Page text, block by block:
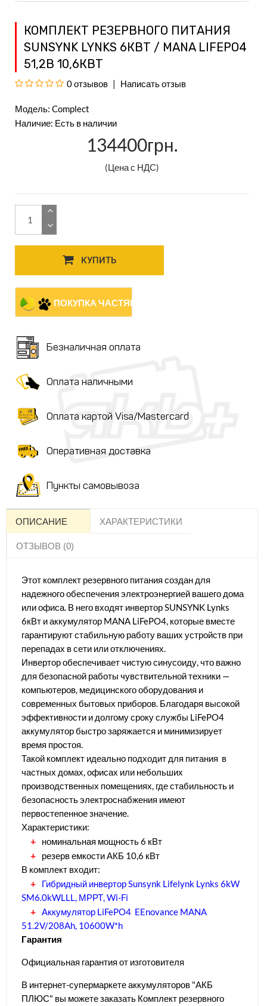
КОМПЛЕКТ РЕЗЕРВНОГО ПИТАНИЯ
SUNSYNK LYNKS 6КВТ / MANA LIFEPO4
51,2В 10,6КВТ
0 отзывов Написать отзыв
Модель: Complect
Наличие: Есть в наличии
134400грн.
(Цена с НДС)
КУПИТЬ
ПОКУПКА ЧАСТЯМИ
Безналичная оплата
Оплата наличными
Оплата картой Visa/Mastercard
Оперативная доставка
Пункты самовывоза
ОПИСАНИЕ ХАРАКТЕРИСТИКИ
ОТЗЫВОВ (0)
Этот комплект резервного питания создан для
надежного обеспечения электроэнергией вашего дома
или офиса. В него входят инвертор SUNSYNK Lynks
6кВт и аккумулятор MANA LiFePO4, которые вместе
гарантируют стабильную работу ваших устройств при
перепадах в сети или отключениях.
Инвертор обеспечивает чистую синусоиду, что важно
для безопасной работы чувствительной техники —
компьютеров, медицинского оборудования и
современных бытовых приборов. Благодаря высокой
эффективности и долгому сроку службы LiFePO4
аккумулятор быстро заряжается и минимизирует
время простоя.
Такой комплект идеально подходит для питания в
частных домах, офисах или небольших
производственных помещениях, где стабильность и
безопасность электроснабжения имеют
первостепенное значение.
Характеристики:
номинальная мощность 6 кВт
резерв емкости АКБ 10,6 кВт
В комплект входит:
Гибридный инвертор Sunsynk Lifelynk Lynks 6kW
SM6.0kWLLL, МРРТ, Wi-Fi
Аккумулятор LiFePO4 EEnovance MANA
51.2V/208Ah, 10600W*h
Гарантия
Официальная гарантия от изготовителя
В интернет-супермаркете аккумуляторов "АКБ
ПЛЮС" вы можете заказать Комплект резервного